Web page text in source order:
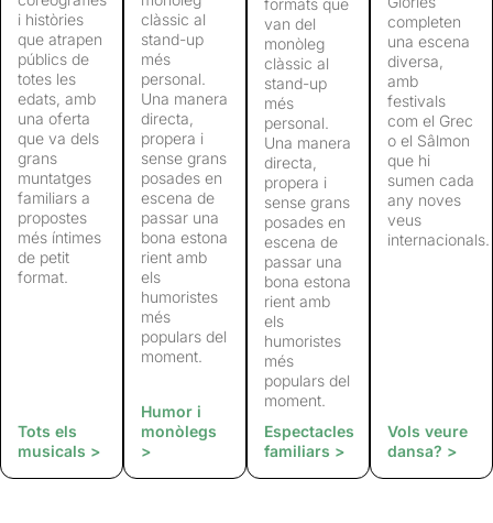
i històries
que atrapen
públics de
totes les
edats, amb
una oferta
que va dels
grans
muntatges
familiars a
propostes
més íntimes
de petit
format.
Tots els
musicals >
clàssic al
stand-up
més
personal.
Una manera
directa,
propera i
sense grans
posades en
escena de
passar una
bona estona
rient amb
els
humoristes
més
populars del
moment.
Humor i
monòlegs
>
van del
monòleg
clàssic al
stand-up
més
personal.
Una manera
directa,
propera i
sense grans
posades en
escena de
passar una
bona estona
rient amb
els
humoristes
més
populars del
moment.
Espectacles
familiars >
completen
una escena
diversa,
amb
festivals
com el Grec
o el Sâlmon
que hi
sumen cada
any noves
veus
internacionals.
Vols veure
dansa? >